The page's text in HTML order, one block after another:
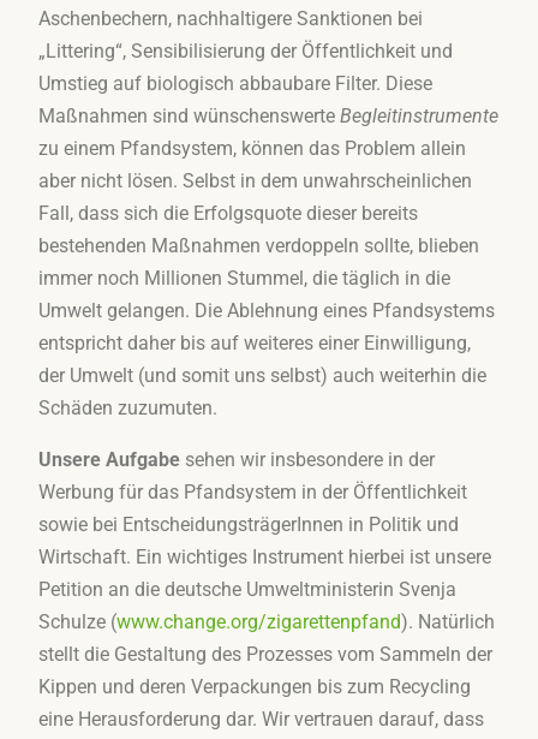
Aschenbechern, nachhaltigere Sanktionen bei
„Littering“, Sensibilisierung der Öffentlichkeit und
Umstieg auf biologisch abbaubare Filter. Diese
Maßnahmen sind wünschenswerte Begleitinstrumente
zu einem Pfandsystem, können das Problem allein
aber nicht lösen. Selbst in dem unwahrscheinlichen
Fall, dass sich die Erfolgsquote dieser bereits
bestehenden Maßnahmen verdoppeln sollte, blieben
immer noch Millionen Stummel, die täglich in die
Umwelt gelangen. Die Ablehnung eines Pfandsystems
entspricht daher bis auf weiteres einer Einwilligung,
der Umwelt (und somit uns selbst) auch weiterhin die
Schäden zuzumuten.
Unsere Aufgabesehen wir insbesondere in der
Werbung für das Pfandsystem in der Öffentlichkeit
sowie bei EntscheidungsträgerInnen in Politik und
Wirtschaft. Ein wichtiges Instrument hierbei ist unsere
Petition an die deutsche Umweltministerin Svenja
Schulze (www.change.org/zigarettenpfand). Natürlich
stellt die Gestaltung des Prozesses vom Sammeln der
Kippen und deren Verpackungen bis zum Recycling
eine Herausforderung dar. Wir vertrauen darauf, dass